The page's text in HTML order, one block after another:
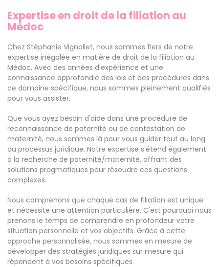
Expertise en droit de la filiation au
Médoc
Chez Stéphanie Vignollet, nous sommes fiers de notre
expertise inégalée en matière de droit de la filiation au
Médoc. Avec des années d'expérience et une
connaissance approfondie des lois et des procédures dans
ce domaine spécifique, nous sommes pleinement qualifiés
pour vous assister.
Que vous ayez besoin d'aide dans une procédure de
reconnaissance de paternité ou de contestation de
maternité, nous sommes là pour vous guider tout au long
du processus juridique. Notre expertise s'étend également
à la recherche de paternité/maternité, offrant des
solutions pragmatiques pour résoudre ces questions
complexes.
Nous comprenons que chaque cas de filiation est unique
et nécessite une attention particulière. C'est pourquoi nous
prenons le temps de comprendre en profondeur votre
situation personnelle et vos objectifs. Grâce à cette
approche personnalisée, nous sommes en mesure de
développer des stratégies juridiques sur mesure qui
répondent à vos besoins spécifiques.